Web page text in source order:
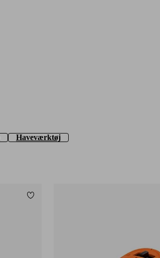
Haveværktøj
Tilføj til favoritter